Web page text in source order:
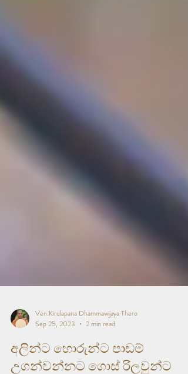
Ven.Kirulapana Dhammawijaya Thero
Sep 25, 2023